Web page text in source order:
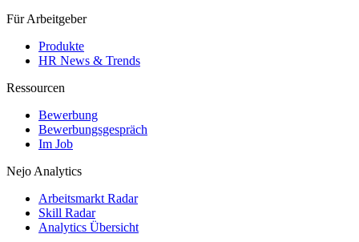
Für Arbeitgeber
Produkte
HR News & Trends
Ressourcen
Bewerbung
Bewerbungsgespräch
Im Job
Nejo Analytics
Arbeitsmarkt Radar
Skill Radar
Analytics Übersicht